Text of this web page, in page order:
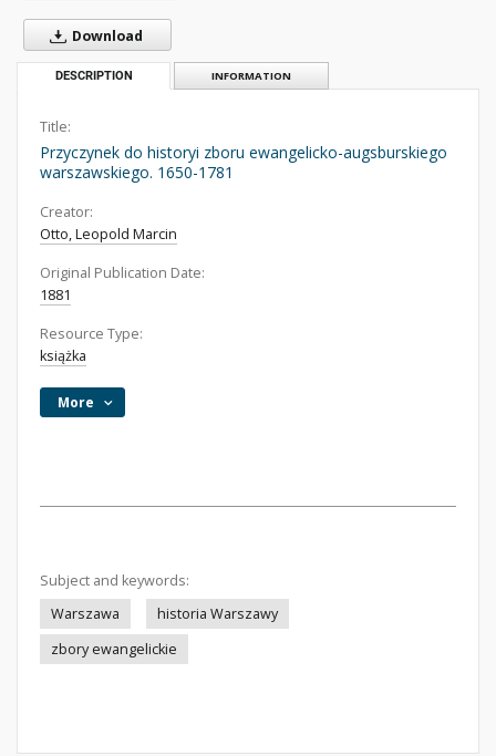
Download
DESCRIPTION INFORMATION
Title:
Przyczynek do historyi zboru ewangelicko-augsburskiego
warszawskiego. 1650-1781
Creator:
Otto, Leopold Marcin
Original Publication Date:
1881
Resource Type:
książka
More
Subject and keywords:
Warszawa
historia Warszawy
zbory ewangelickie